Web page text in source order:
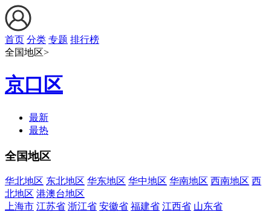
首页 分类 专题 排行榜
全国地区>
京口区
最新
最热
全国地区
华北地区 东北地区 华东地区 华中地区 华南地区 西南地区 西
北地区 港澳台地区
上海市 江苏省 浙江省 安徽省 福建省 江西省 山东省